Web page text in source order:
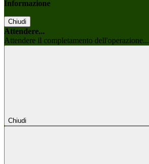
Informazione
Chiudi
Attendere...
Attendere il completamento dell'operazione...
Chiudi